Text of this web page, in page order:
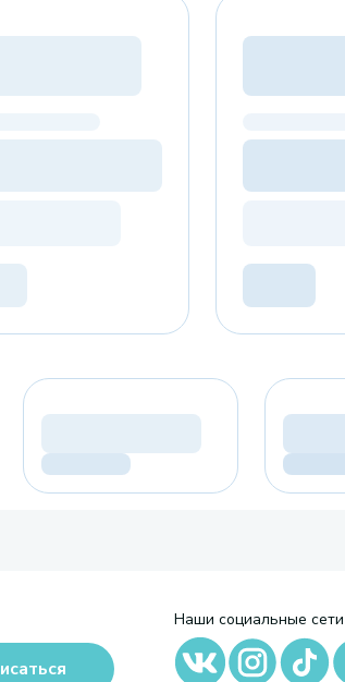
Наши социальные сети